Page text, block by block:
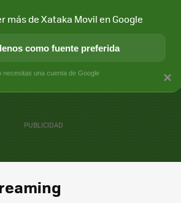
Y SOCIEDAD APLICACIONES
×
más de Xataka Movil en Google
como fuente preferida
necesitas una cuenta de Google